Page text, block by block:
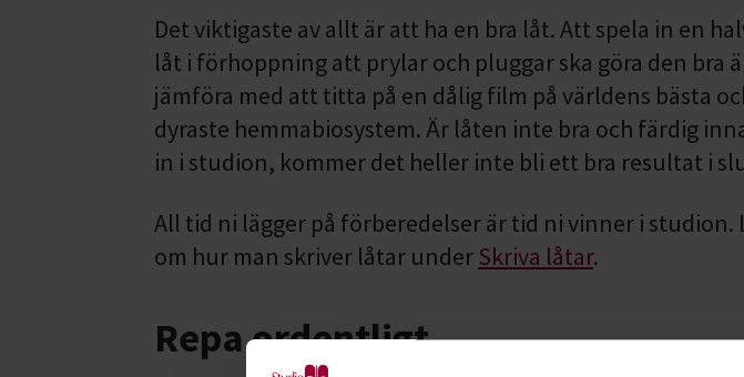
Det viktigaste av allt är att ha en bra låt. Att spela in en
låt i förhoppning att prylar och pluggar ska göra den bra
jämföra med att titta på en dålig film på världens bästa
dyraste hemmabiosystem. Är låten inte bra och färdig
in i studion, kommer det heller inte bli ett bra resultat i
All tid ni lägger på förberedelser är tid ni vinner i studion.
om hur man skriver låtar under Skriva låtar.
Repa ordentligt